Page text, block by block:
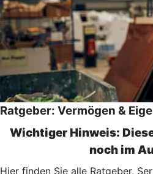
Ratgeber: Vermögen &
Wichtiger Hinweis:
noch im
Hier finden Sie alle Ratgeber,